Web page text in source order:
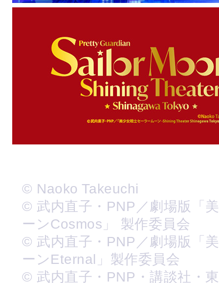
© Naoko Takeuchi
© 武内直子・PNP／劇場版「
ーンCosmos」 製作委員会
© 武内直子・PNP／劇場版「
ーンEternal」製作委員会
© 武内直子・PNP・講談社・